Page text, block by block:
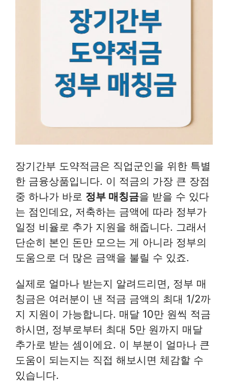
장기간부 도약적금은 직업군인을 위한 특별
한 금융상품입니다. 이 적금의 가장 큰 장점
중 하나가 바로 정부 매칭금을 받을 수 있다
는 점인데요, 저축하는 금액에 따라 정부가
일정 비율로 추가 지원을 해줍니다. 그래서
단순히 본인 돈만 모으는 게 아니라 정부의
도움으로 더 많은 금액을 불릴 수 있죠.
실제로 얼마나 받는지 알려드리면, 정부 매
칭금은 여러분이 낸 적금 금액의 최대 1/2까
지 지원이 가능합니다. 매달 10만 원씩 적금
하시면, 정부로부터 최대 5만 원까지 매달
추가로 받는 셈이에요. 이 부분이 얼마나 큰
도움이 되는지는 직접 해보시면 체감할 수
있습니다.